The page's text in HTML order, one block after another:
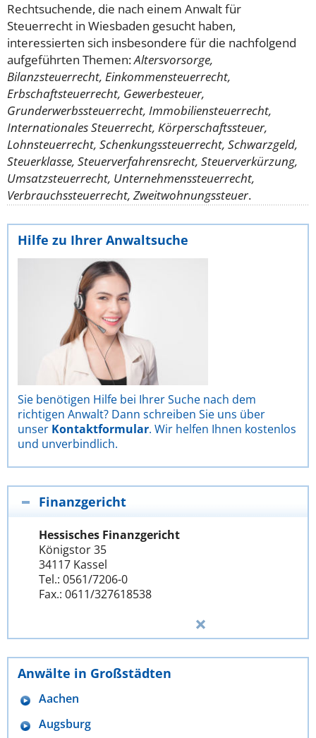
Rechtsuchende, die nach einem Anwalt für
Steuerrecht in Wiesbaden gesucht haben,
interessierten sich insbesondere für die nachfolgend
aufgeführten Themen:Altersvorsorge,
Bilanzsteuerrecht, Einkommensteuerrecht,
Erbschaftsteuerrecht, Gewerbesteuer,
Grunderwerbssteuerrecht, Immobiliensteuerrecht,
Internationales Steuerrecht, Körperschaftssteuer,
Lohnsteuerrecht, Schenkungssteuerrecht, Schwarzgeld,
Steuerklasse, Steuerverfahrensrecht, Steuerverkürzung,
Umsatzsteuerrecht, Unternehmenssteuerrecht,
Verbrauchssteuerrecht, Zweitwohnungssteuer.
Hilfe zu Ihrer Anwaltsuche
Sie benötigen Hilfe bei Ihrer Suche nach dem
richtigen Anwalt? Dann schreiben Sie uns über
unser Kontaktformular. Wir helfen Ihnen kostenlos
und unverbindlich.
Finanzgericht
Hessisches Finanzgericht
Königstor 35
34117 Kassel
Tel.: 0561/7206-0
Fax.: 0611/327618538
Anwälte in Großstädten
Aachen
Augsburg